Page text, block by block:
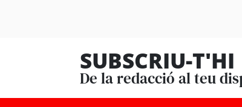
SUBSCRIU-T'HI
De la redacció al teu